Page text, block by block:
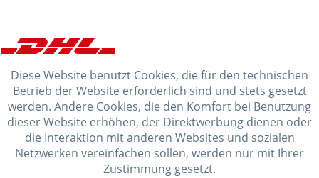
Diese Website benutzt Cookies, die für den technischen
Betrieb der Website erforderlich sind und stets gesetzt
werden. Andere Cookies, die den Komfort bei Benutzung
dieser Website erhöhen, der Direktwerbung dienen oder
die Interaktion mit anderen Websites und sozialen
Netzwerken vereinfachen sollen, werden nur mit Ihrer
Zustimmung gesetzt.